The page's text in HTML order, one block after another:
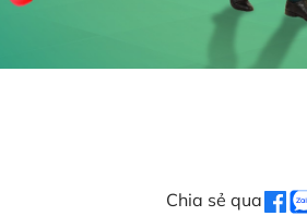
Chia sẻ qua